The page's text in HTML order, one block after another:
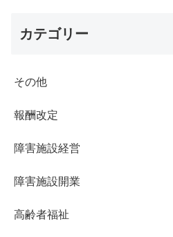
カテゴリー
その他
報酬改定
障害施設経営
障害施設開業
高齢者福祉